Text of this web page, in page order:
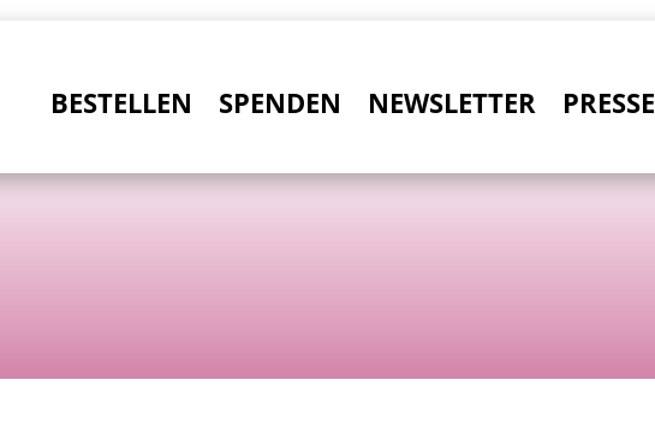
BESTELLEN SPENDEN NEWSLETTER PRESSE